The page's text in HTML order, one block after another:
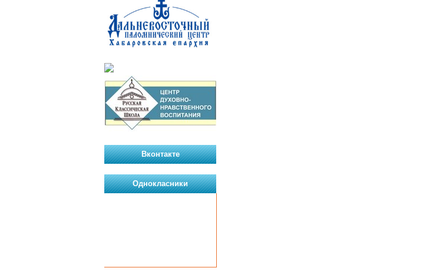
Вконтакте
Однокласники